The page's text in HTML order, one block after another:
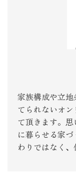
家族構成や立
てられないオ
て頂きます。
に暮らせる家
わりではなく、